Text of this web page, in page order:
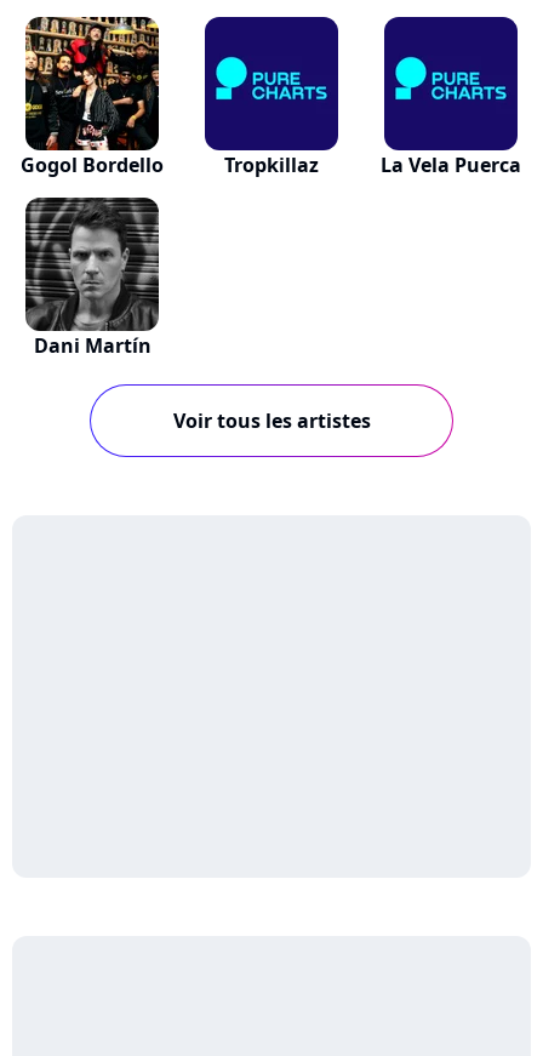
Gogol Bordello Tropkillaz La Vela Puerca
Dani Martín
Voir tous les artistes